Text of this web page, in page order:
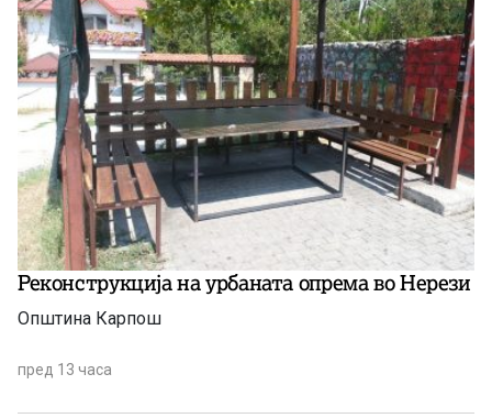
Реконструкција на урбаната опрема во Нерези
Општина Карпош
пред 13 часа